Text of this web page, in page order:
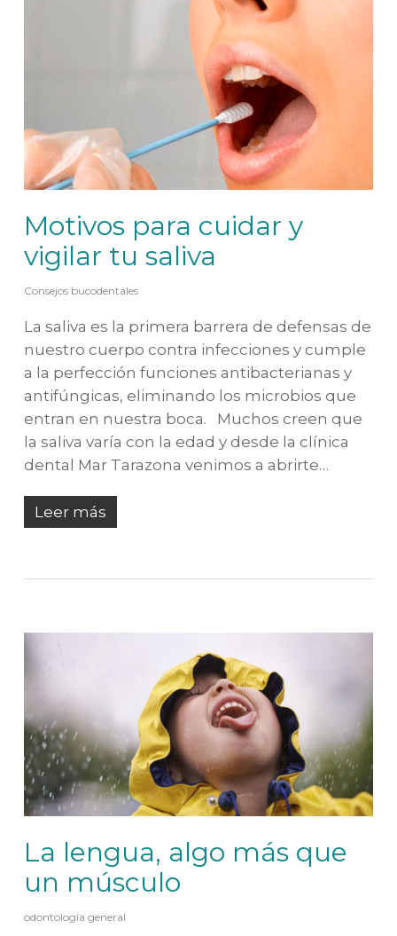
Motivos para cuidar y
vigilar tu saliva
Consejos bucodentales
La saliva es la primera barrera de defensas de
nuestro cuerpo contra infecciones y cumple
a la perfección funciones antibacterianas y
antifúngicas, eliminando los microbios que
entran en nuestra boca. Muchos creen que
la saliva varía con la edad y desde la clínica
dental Mar Tarazona venimos a abrirte…
Leer más
La lengua, algo más que
un músculo
odontología general